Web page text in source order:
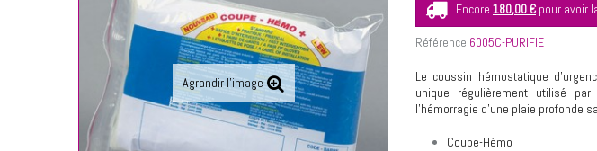
Agrandir l'image
Encore 180,00 € pour avoir
Référence 6005C-PURIFIE
Le coussin hémostatique
unique régulièrement utilisé
l'hémorragie d'une plaie profonde
Coupe-Hémo